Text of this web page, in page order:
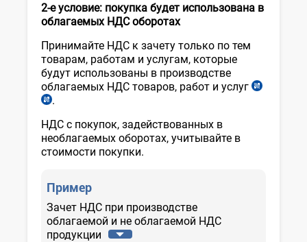
2-е условие: покупка будет использована в
облагаемых НДС оборотах
Принимайте НДС к зачету только по тем
товарам, работам и услугам, которые
будут использованы в производстве
облагаемых НДС товаров, работ и услуг
НК
.
НДС с покупок, задействованных в
необлагаемых оборотах, учитывайте в
стоимости покупки.
Пример
Зачет НДС при производстве
облагаемой и не облагаемой НДС
продукции